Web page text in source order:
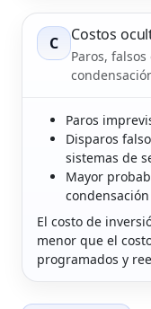
C Costos
Paros,
Paros
Disparos
sistemas de
Mayor
El costo de
menor que el
programados y